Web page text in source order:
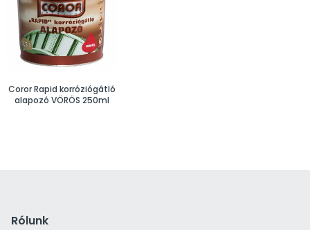
Coror Rapid korróziógátló
alapozó VÖRÖS 250ml
Rólunk